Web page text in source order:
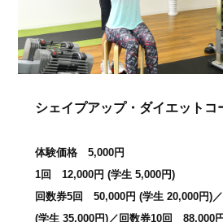
シェイプアップ・ダイエットコ
体験価格 5,000円
1回 12,000円 (学生 5,000円)
回数券5回 50,000円 (学生 20,000円)
(学生 35,000円)／回数券10回 88,000